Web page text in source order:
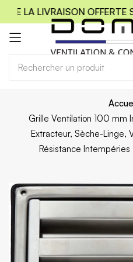
LA LIVRAISON OFFERTE
contenu
Grille Ventilation 100 mm
Extracteur, Sèche-Linge,
Résistance
Skip
to
the
end
of